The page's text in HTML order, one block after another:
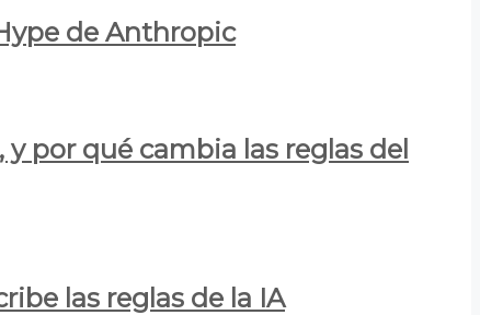
de Anthropic
por qué cambia las reglas del
las reglas de la IA